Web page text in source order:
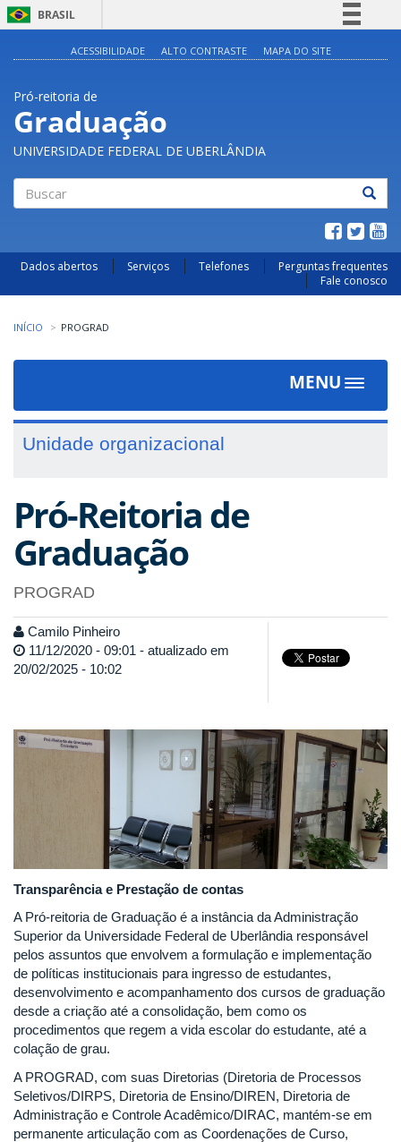
BRASIL
Legislação
Canais
ACESSIBILIDADE ALTO CONTRASTE MAPA DO SITE
Pró-reitoria de
Graduação
UNIVERSIDADE FEDERAL DE UBERLÂNDIA
Dados abertos Serviços Telefones
Perguntas frequentes
Fale conosco
INÍCIO PROGRAD
MENU
Toggle
Unidade organizacional
Pró-Reitoria de
Graduação
PROGRAD
Camilo Pinheiro
11/12/2020 - 09:01 - atualizado em
20/02/2025 - 10:02
Transparência e Prestação de contas
A Pró-reitoria de Graduação é a instância da Administração
Superior da Universidade Federal de Uberlândia responsável
pelos assuntos que envolvem a formulação e implementação
de políticas institucionais para ingresso de estudantes,
desenvolvimento e acompanhamento dos cursos de graduação
desde a criação até a consolidação, bem como os
procedimentos que regem a vida escolar do estudante, até a
colação de grau.
A PROGRAD, com suas Diretorias (Diretoria de Processos
Seletivos/DIRPS, Diretoria de Ensino/DIREN, Diretoria de
Administração e Controle Acadêmico/DIRAC, mantém-se em
permanente articulação com as Coordenações de Curso,